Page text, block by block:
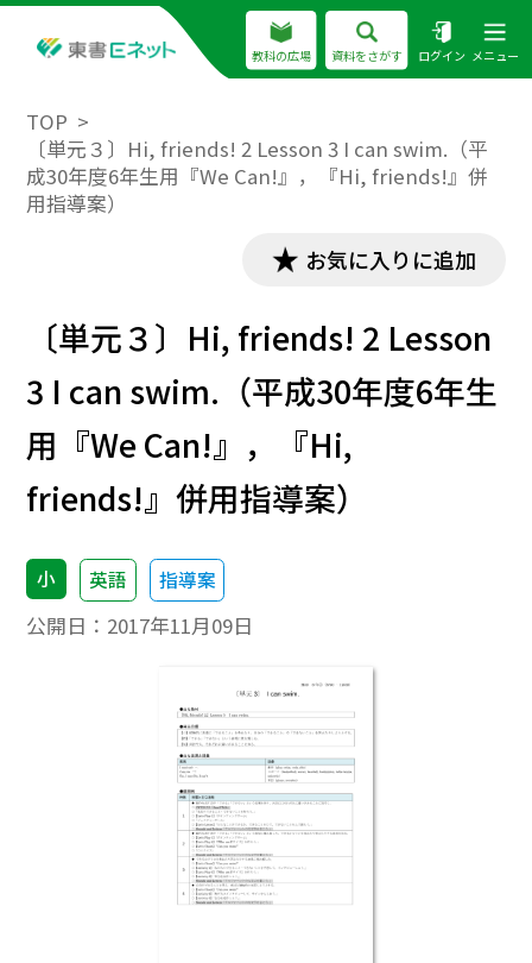
教科の広場 資料をさがす ログイン メニュー
TOP
〔単元３〕Hi, friends! 2 Lesson 3 I can swim.（平
成30年度6年生用『We Can!』，『Hi, friends!』併
用指導案）
お気に入りに追加
〔単元３〕Hi, friends! 2 Lesson
3 I can swim.（平成30年度6年生
用『We Can!』，『Hi,
friends!』併用指導案）
小 英語 指導案
公開日： 2017年11月09日